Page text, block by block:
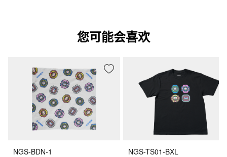
您可能会喜欢
NGS-BDN-1 NGS-TS01-BXL